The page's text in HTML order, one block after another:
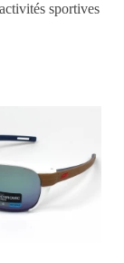
sportives